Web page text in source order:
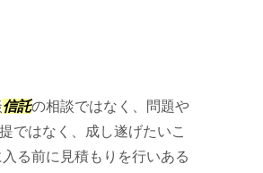
信託の相談ではなく、問題や
ではなく、成し遂げたいこ
る前に見積もりを行いある